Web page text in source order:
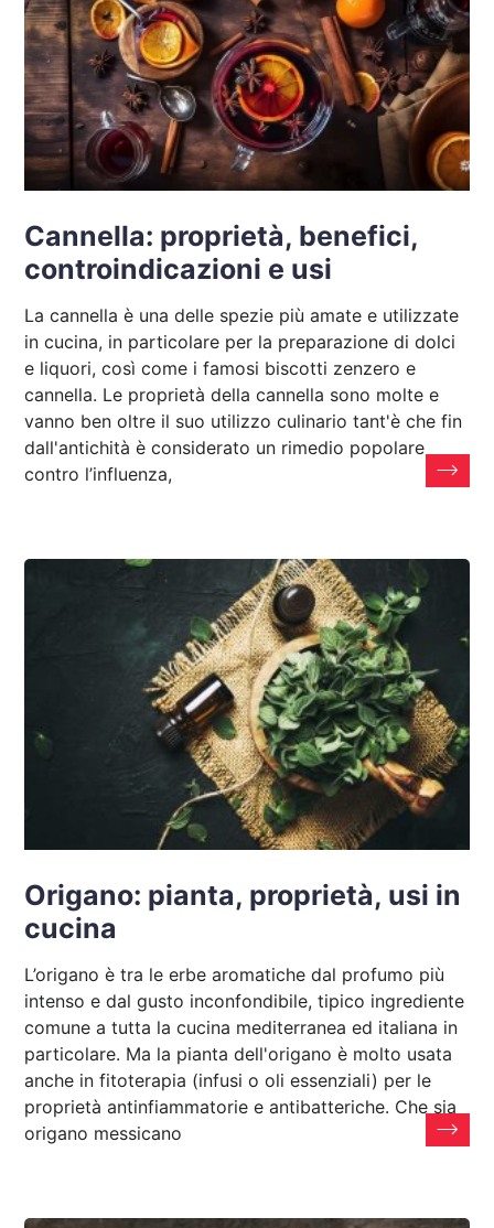
Cannella: proprietà, benefici,
controindicazioni e usi
La cannella è una delle spezie più amate e utilizzate
in cucina, in particolare per la preparazione di dolci
e liquori, così come i famosi biscotti zenzero e
cannella. Le proprietà della cannella sono molte e
vanno ben oltre il suo utilizzo culinario tant'è che fin
dall'antichità è considerato un rimedio popolare
contro l’influenza,
Origano: pianta, proprietà, usi in
cucina
L’origano è tra le erbe aromatiche dal profumo più
intenso e dal gusto inconfondibile, tipico ingrediente
comune a tutta la cucina mediterranea ed italiana in
particolare. Ma la pianta dell'origano è molto usata
anche in fitoterapia (infusi o oli essenziali) per le
proprietà antinfiammatorie e antibatteriche. Che sia
origano messicano